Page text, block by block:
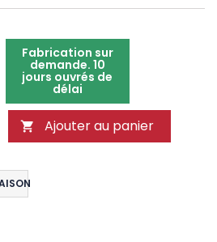
Fabrication sur
demande. 10
jours ouvrés de
délai
 Ajouter au panier